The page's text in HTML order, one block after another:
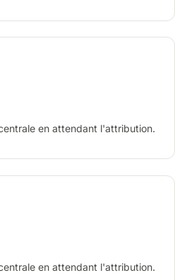
en attendant l'attribution.
en attendant l'attribution.